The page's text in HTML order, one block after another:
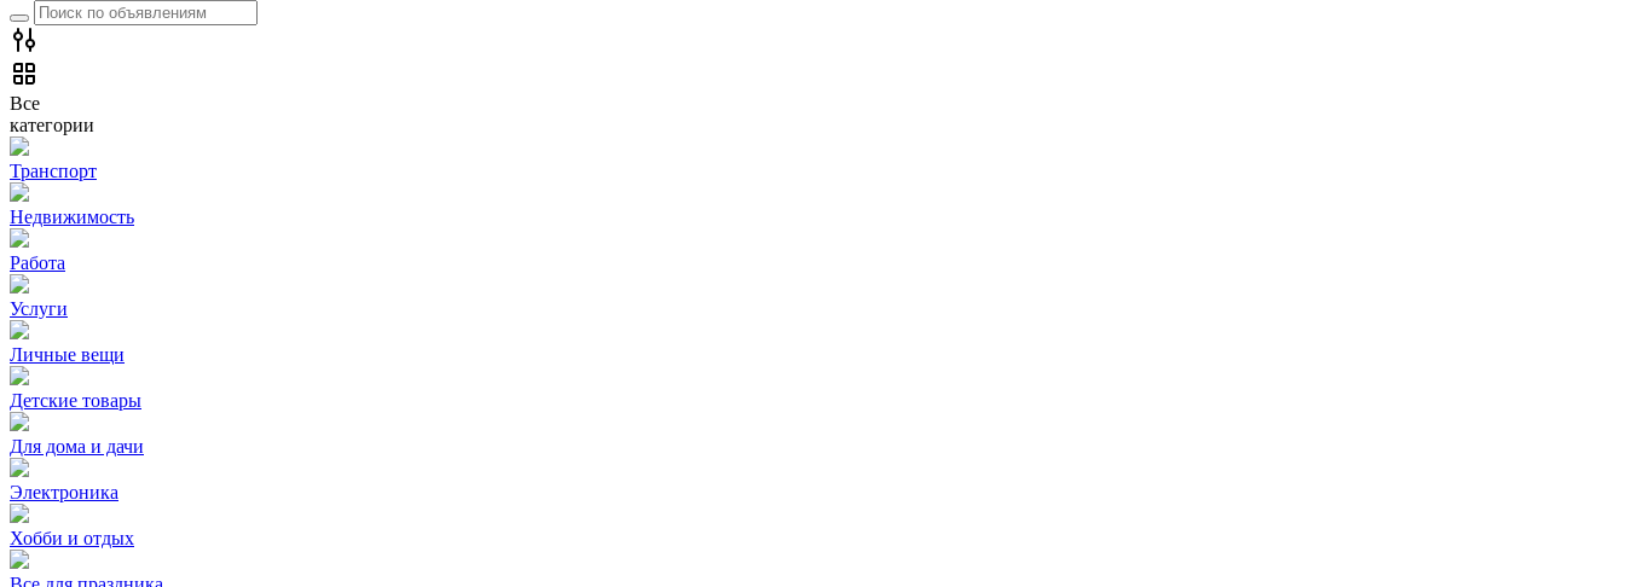
Все
категории
Транспорт
Недвижимость
Работа
Услуги
Личные вещи
Детские товары
Для дома и дачи
Электроника
Хобби и отдых